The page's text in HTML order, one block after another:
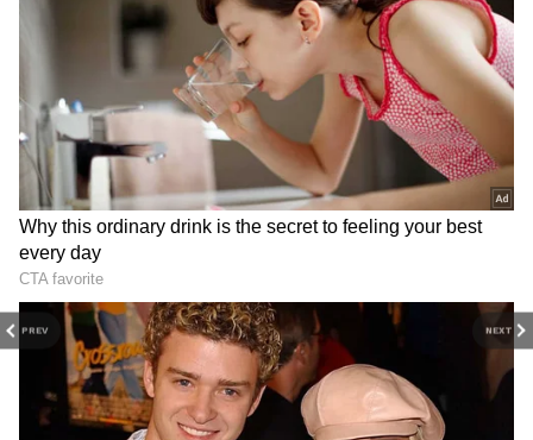
PREV NEXT
Related Articles
Zodiac Signs: లైఫ్‌లో ఎక్కువగా సక్సెస్ అయ్యే టాప్
Birth Date: ఈ తేదీల్లో పుట్టినవారిలో ఏదో తెలియని
పవర్ ఉంటుంది.. అదే వారి బలం!